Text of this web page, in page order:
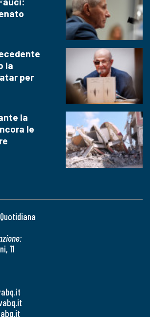
11
la
per
la
le